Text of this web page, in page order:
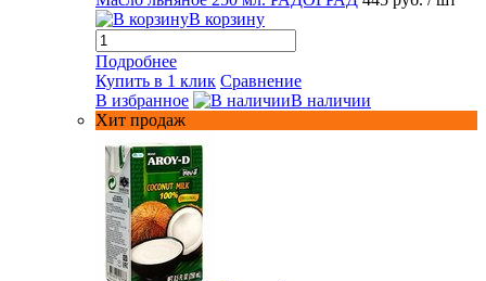
В корзину
Подробнее
Купить в 1 клик Сравнение
В избранное
В наличии
Хит продаж